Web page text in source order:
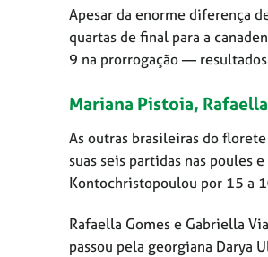
Apesar da enorme diferença
quartas de final para a
9 na prorrogação —
Mariana Pistoia,
As outras brasileiras do
suas seis partidas nas poules
Kontochristopoulou por 15 a
Rafaella Gomes e Gabriella
passou pela georgiana Darya